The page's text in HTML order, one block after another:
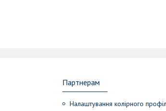
Партнерам
Налаштування колірного